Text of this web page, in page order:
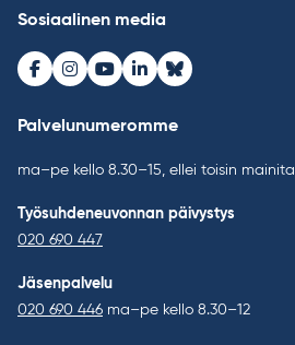
Sosiaalinen media
Facebook
Instagram
Youtube
LinkedInBluesky
Palvelunumeromme
ma–pe kello 8.30–15, ellei toisin mainita
Työsuhdeneuvonnan päivystys
020 690 447
Jäsenpalvelu
020 690 446 ma–pe kello 8.30–12